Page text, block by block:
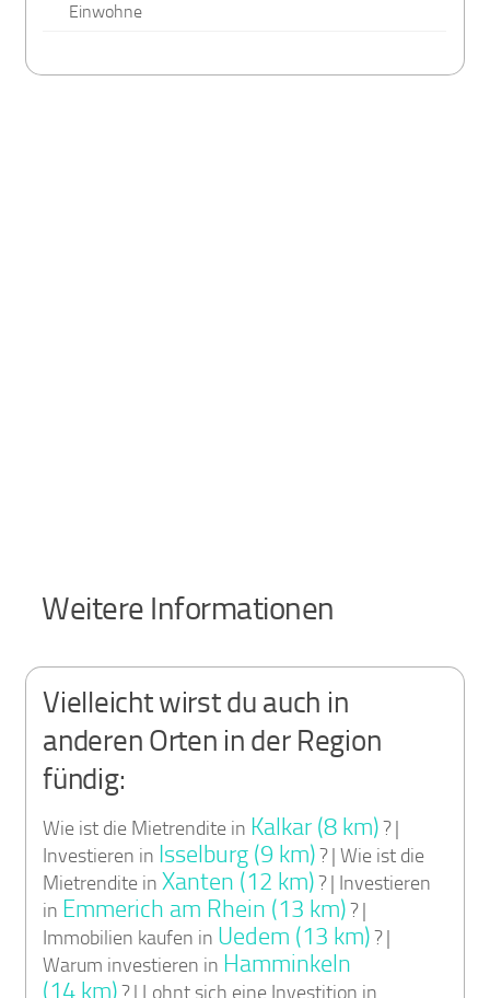
Einwohne
Weitere Informationen
Vielleicht wirst du auch in
anderen Orten in der Region
fündig:
Wie ist die Mietrendite in Kalkar (8 km)? |
Investieren in Isselburg (9 km)? | Wie ist die
Mietrendite inXanten (12 km)? | Investieren
in Emmerich am Rhein (13 km)? |
Immobilien kaufen in Uedem (13 km)? |
Warum investieren in Hamminkeln
(14 km)? | Lohnt sich eine Investition in